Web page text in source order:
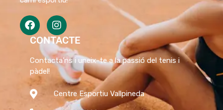
CONTACTE
Contacta’ns i uneix-te a la passió del tenis i
pàdel!
Centre Esportiu Vallpineda